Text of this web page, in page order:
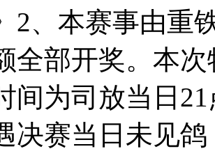
2、本赛事由重
全部开奖。本
间为司放当日
决赛当日未见